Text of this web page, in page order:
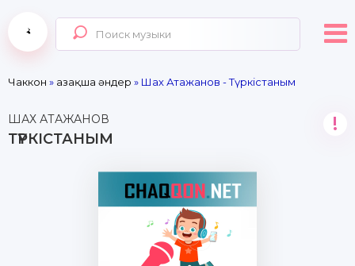
Чаккон » Қазақша әндер » Шах Атажанов - Түркістаным
ШАХ АТАЖАНОВ
ТҮРКІСТАНЫМ
!